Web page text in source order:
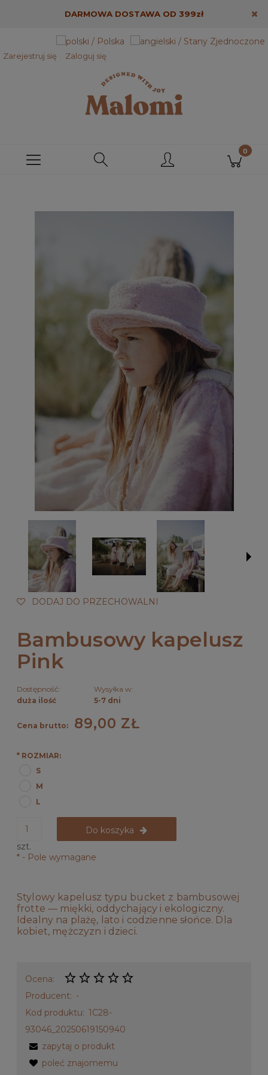
DARMOWA DOSTAWA OD 399zł
Zarejestruj się Zaloguj się
DODAJ DO PRZECHOWALNI
Bambusowy kapelusz
Pink
Dostępność:
duża ilość
Wysyłka w:
5-7 dni
Cena brutto: 89,00 ZŁ
* ROZMIAR:
S
M
L
szt.
Do koszyka
* - Pole wymagane
Stylowy kapelusz typu bucket z bambusowej
frotte — miękki, oddychający i ekologiczny.
Idealny na plażę, lato i codzienne słońce. Dla
kobiet, mężczyzn i dzieci.
Ocena:
Producent: -
Kod produktu: 1C28-
93046_20250619150940
zapytaj o produkt
poleć znajomemu